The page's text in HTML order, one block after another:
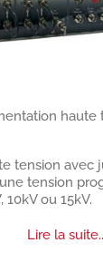
haute
tension avec
tension
10kV ou 15kV.
Lire la